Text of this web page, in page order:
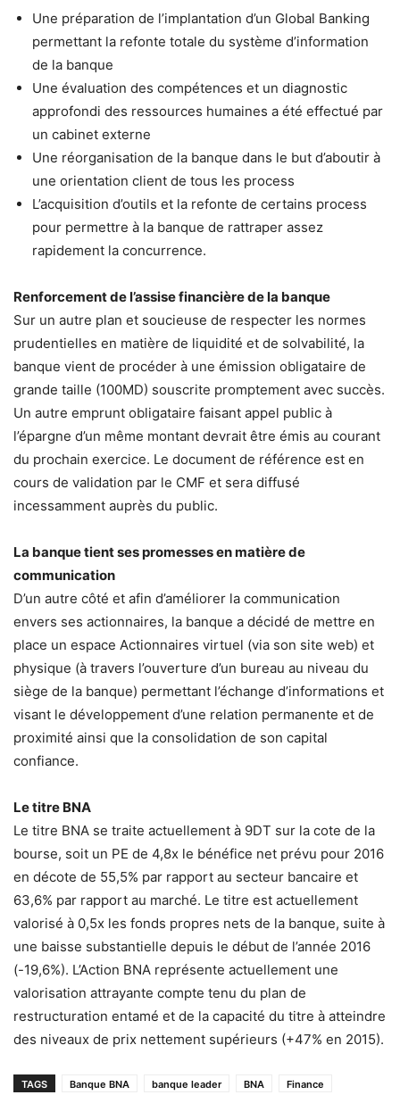
Une préparation de l’implantation d’un Global Banking
permettant la refonte totale du système d’information
de la banque
Une évaluation des compétences et un diagnostic
approfondi des ressources humaines a été effectué par
un cabinet externe
Une réorganisation de la banque dans le but d’aboutir à
une orientation client de tous les process
L’acquisition d’outils et la refonte de certains process
pour permettre à la banque de rattraper assez
rapidement la concurrence.
Renforcement de l’assise financière de la banque
Sur un autre plan et soucieuse de respecter les normes
prudentielles en matière de liquidité et de solvabilité, la
banque vient de procéder à une émission obligataire de
grande taille (100MD) souscrite promptement avec succès.
Un autre emprunt obligataire faisant appel public à
l’épargne d’un même montant devrait être émis au courant
du prochain exercice. Le document de référence est en
cours de validation par le CMF et sera diffusé
incessamment auprès du public.
La banque tient ses promesses en matière de
communication
D’un autre côté et afin d’améliorer la communication
envers ses actionnaires, la banque a décidé de mettre en
place un espace Actionnaires virtuel (via son site web) et
physique (à travers l’ouverture d’un bureau au niveau du
siège de la banque) permettant l’échange d’informations et
visant le développement d’une relation permanente et de
proximité ainsi que la consolidation de son capital
confiance.
Le titre BNA
Le titre BNA se traite actuellement à 9DT sur la cote de la
bourse, soit un PE de 4,8x le bénéfice net prévu pour 2016
en décote de 55,5% par rapport au secteur bancaire et
63,6% par rapport au marché. Le titre est actuellement
valorisé à 0,5x les fonds propres nets de la banque, suite à
une baisse substantielle depuis le début de l’année 2016
(-19,6%). L’Action BNA représente actuellement une
valorisation attrayante compte tenu du plan de
restructuration entamé et de la capacité du titre à atteindre
des niveaux de prix nettement supérieurs (+47% en 2015).
TAGS Banque BNA banque leader BNA
Finance